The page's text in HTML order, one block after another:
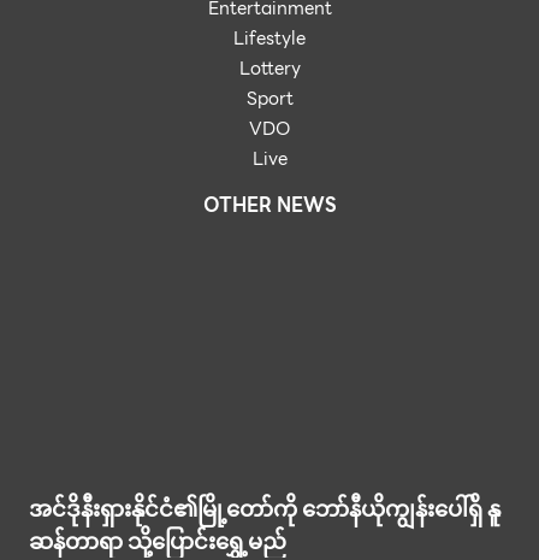
Entertainment
Lifestyle
Lottery
Sport
VDO
Live
OTHER NEWS
အင်ဒိုနီးရှားနိုင်ငံ၏မြို့တော်ကို ဘော်နီယိုကျွန်းပေါ်ရှိ နူ
ဆန်တာရာ သို့ပြောင်းရွှေ့မည်